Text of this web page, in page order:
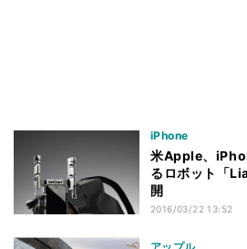
iPhone
米Apple、
るロボット「
開
2016/03/22 13:52